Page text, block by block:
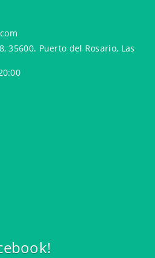
35600. Puerto del Rosario, Las